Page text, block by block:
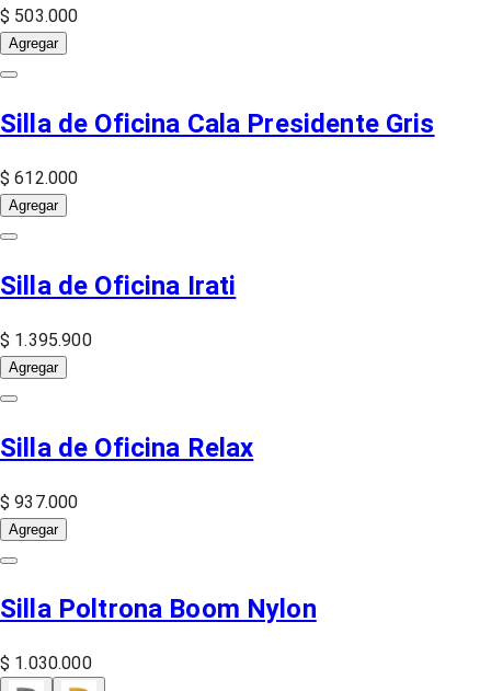
$ 503.000
Agregar
Silla de Oficina Cala Presidente Gris
$ 612.000
Agregar
Silla de Oficina Irati
$ 1.395.900
Agregar
Silla de Oficina Relax
$ 937.000
Agregar
Silla Poltrona Boom Nylon
$ 1.030.000